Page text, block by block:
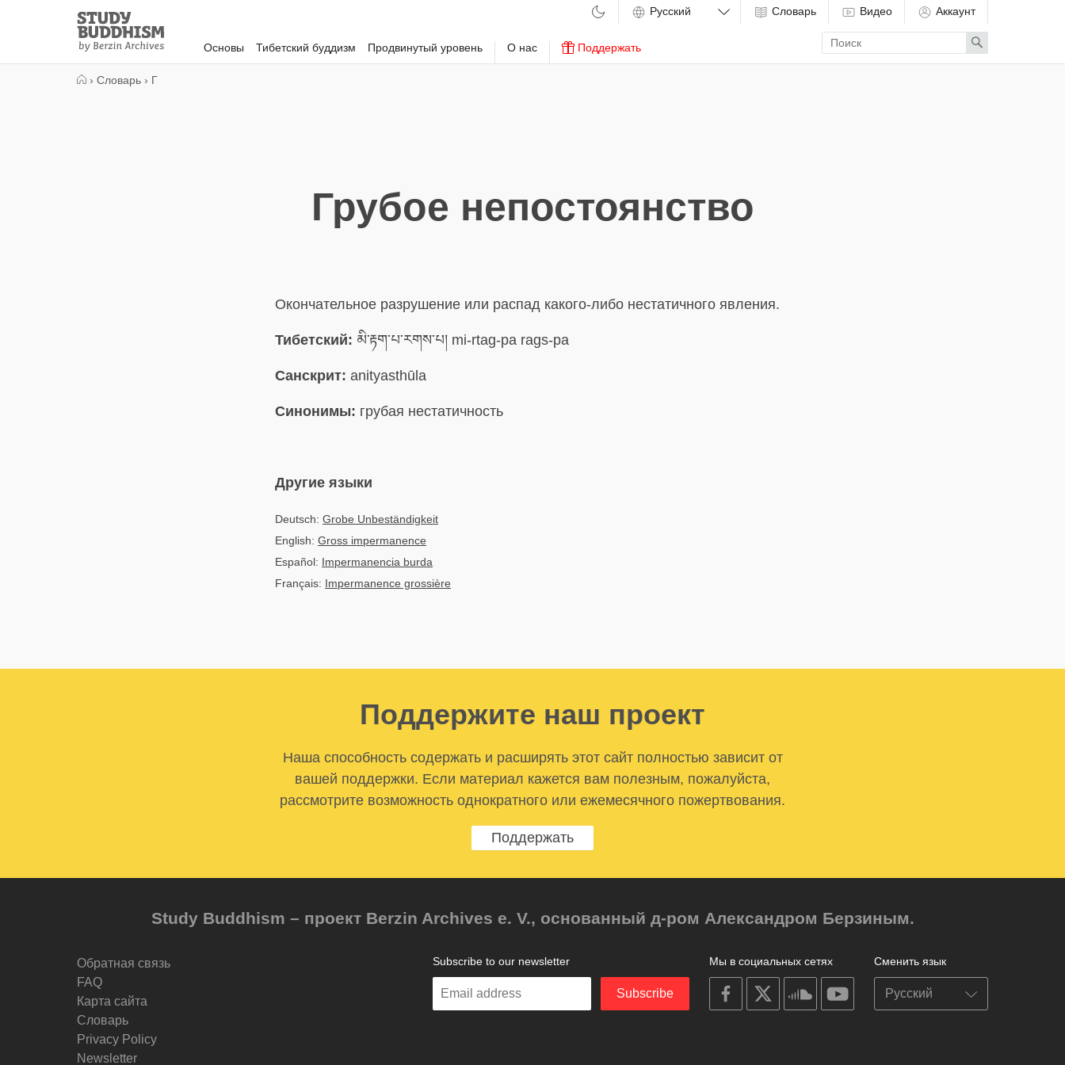
Study
Buddhism
Home
Основы Тибетский буддизм Продвинутый уровень О нас Поддержать
Словарь Видео Аккаунт
Enter
search
term
Search
› Словарь › Г
Грубое непостоянство
Окончательное разрушение или распад какого-либо нестатичного явления.
Тибетский: མི་རྟག་པ་རགས་པ། mi-rtag-pa rags-pa
Санскрит: anityasthūla
Синонимы: грубая нестатичность
Другие языки
Deutsch: Grobe Unbeständigkeit
English: Gross impermanence
Español: Impermanencia burda
Français: Impermanence grossière
Поддержите наш проект
Наша способность содержать и расширять этот сайт полностью зависит от
вашей поддержки. Если материал кажется вам полезным, пожалуйста,
рассмотрите возможность однократного или ежемесячного пожертвования.
Поддержать
Study Buddhism – проект Berzin Archives e. V., основанный д-ром Александром Берзиным.
Обратная связь
FAQ
Карта сайта
Словарь
Privacy Policy
Newsletter
Сменить язык
Мы в социальных сетях
on
facebook
on
on
soundcloudyoutube
Subscribe to our newsletter
Enter
Subscribe